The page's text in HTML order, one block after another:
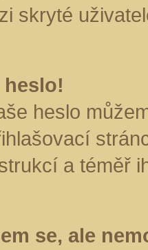
skryté
heslo
a téměř
se, ale